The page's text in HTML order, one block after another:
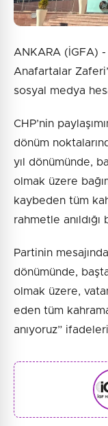
ANKARA (İGFA)
Anafartalar
sosyal medya
CHP’nin
dönüm
yıl dönümünde,
olmak üzere
kaybeden tüm
rahmetle anıldığı
Partinin
dönümünde,
olmak üzere,
eden tüm
anıyoruz”